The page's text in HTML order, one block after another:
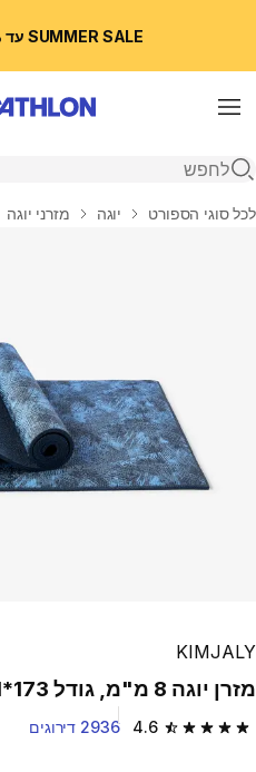
SUMMER SALE עד 50% הנחה 🛍️
Menu
פתיחת חיפוש
בית
לכל סוגי הספורט יוגה מזרני יוגה
KIMJALY
מזרן יוגה 8 מ"מ, גודל 173*61 ס"מ - כחול
4.6 4.6 out of 5 stars from 2936 reviews 2936 דירוגים